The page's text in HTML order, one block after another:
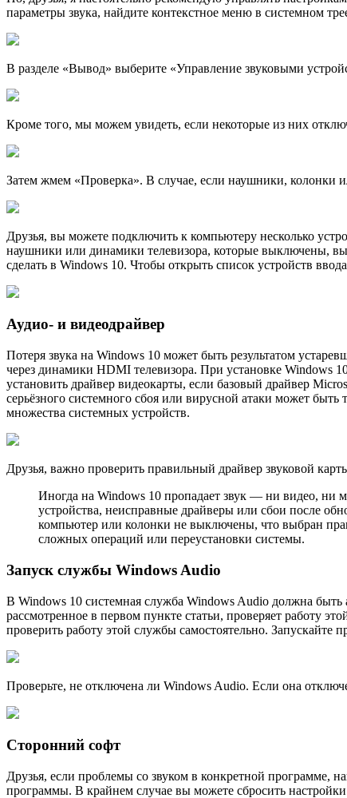
параметры звука, найдите контекстное меню в системном
В разделе «Вывод» выберите «Управление звуковыми
Кроме того, мы можем увидеть, если некоторые из них
Затем жмем «Прoверка». В случае, если наушники,
Друзья, вы можете подключить к компьютеру несколько
наушники или динамики телевизора, которые выключены, вы
сделать в Windows 10. Чтобы открыть список устройств
Аудио- и видеодрайвер
Потеря звука на Windows 10 может быть результатом
через динамики HDMI телевизора. При установке Windows
установить драйвер видеокарты, если базовый драйвер
серьёзного системного сбоя или вирусной атаки может быть
множества системных устройств.
Друзья, важно проверить правильный драйвер звуковой
Иногда на Windows 10 пропадает звук — ни видео, ни
устройства, неисправные драйверы или сбои после
компьютер или колонки не выключены, что выбран
сложных операций или переустановки системы.
Запуск службы Windows Audio
В Windows 10 системная служба Windows Audio должна быть
рассмотренное в первом пункте статьи, проверяет работу
проверить работу этой службы самостоятельно.
Проверьте, не отключена ли Windows Audio. Если она
Сторонний софт
Друзья, если проблемы со звуком в конкретной программе,
программы. В крайнем случае вы можете сбросить